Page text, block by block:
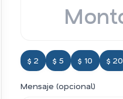
$ 2 $ 5 $ 10 $ 20
Mensaje (opcional)